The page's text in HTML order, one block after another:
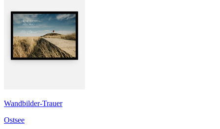
Wandbilder-Trauer
Ostsee